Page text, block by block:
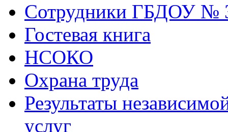
Сотрудники ГБДОУ №
Гостевая книга
НСОКО
Охрана труда
Результаты
услуг